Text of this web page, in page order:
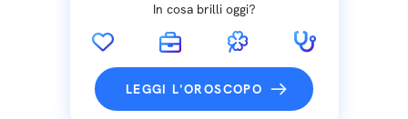
In cosa brilli oggi?
LEGGI L'OROSCOPO